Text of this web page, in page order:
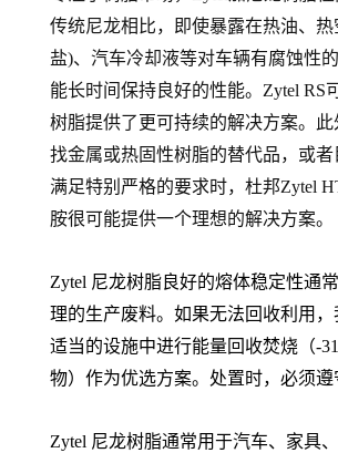
传统尼龙相比，即使暴露在热油、
盐)、汽车冷却液等对车辆有腐蚀性
能长时间保持良好的性能。Zytel RS
树脂提供了更可持续的解决方案。
找金属或热固性树脂的替代品，或
满足特别严格的要求时，杜邦Zytel
胺很可能提供一个理想的解决方案。
Zytel 尼龙树脂良好的熔体稳定性通
理的生产废料。如果无法回收利用
适当的设施中进行能量回收焚烧（-
物）作为优选方案。处置时，必须遵
Zytel 尼龙树脂通常用于汽车、家具